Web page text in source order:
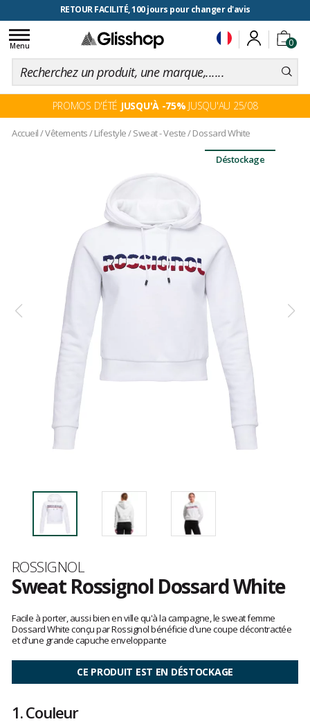
RETOUR FACILITÉ, 100 jours pour changer d'avis
0
Toggle
navigation
Menu
PROMOS D'ÉTÉ JUSQU'À -75% JUSQU'AU 25/08
Accueil/Vêtements/Lifestyle/Sweat - Veste/Dossard White
Déstockage
Marque
ROSSIGNOL
Sweat Rossignol Dossard White
avis
clients
Facile à porter, aussi bien en ville qu'à la campagne, le sweat femme
Dossard White conçu par Rossignol bénéficie d'une coupe décontractée
et d'une grande capuche enveloppante
CE PRODUIT EST EN DÉSTOCKAGE
1.Couleur